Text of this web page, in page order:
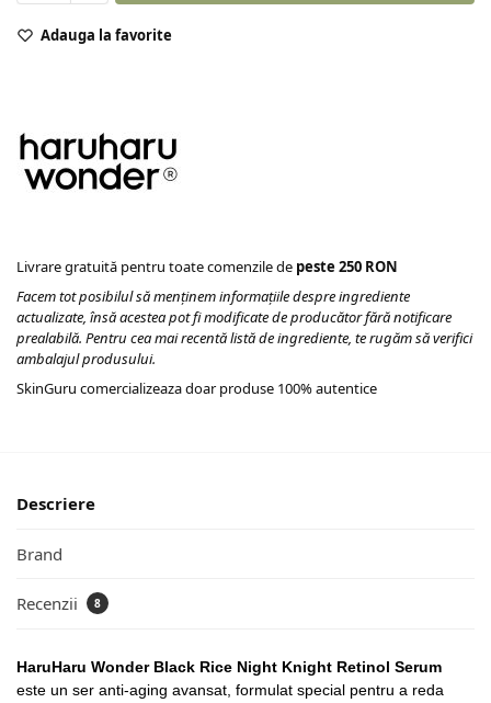
Adauga la favorite
Livrare gratuită pentru toate comenzile de peste 250 RON
Facem tot posibilul să menținem informațiile despre ingrediente
actualizate, însă acestea pot fi modificate de producător fără notificare
prealabilă. Pentru cea mai recentă listă de ingrediente, te rugăm să verifici
ambalajul produsului.
SkinGuru comercializeaza doar produse 100% autentice
Descriere
Brand
Recenzii 8
HaruHaru Wonder Black Rice Night Knight Retinol Serum
este un ser anti-aging avansat, formulat special pentru a reda